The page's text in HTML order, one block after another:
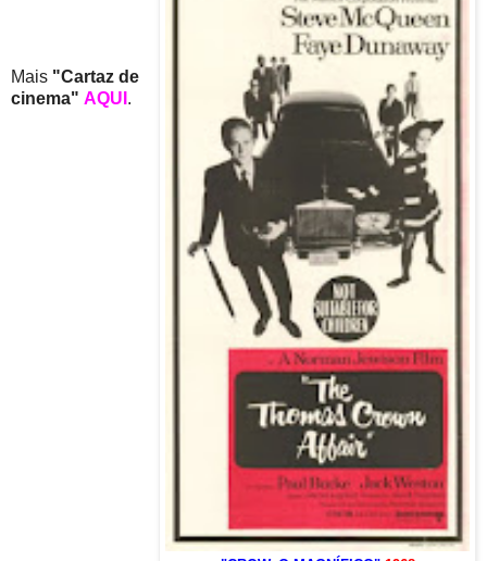
Mais "Cartaz de
cinema" AQUI .